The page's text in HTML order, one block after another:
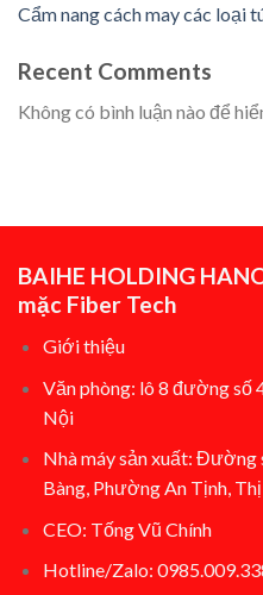
Cẩm nang cách may các loại
Recent Comments
Không có bình luận nào để
BAIHE HOLDING
mặc Fiber Tech
Giới thiệu
Văn phòng: lô 8 đường số
Nội
Nhà máy sản xuất: Đường
Bàng, Phường An Tịnh,
CEO: Tống Vũ Chính
Hotline/Zalo: